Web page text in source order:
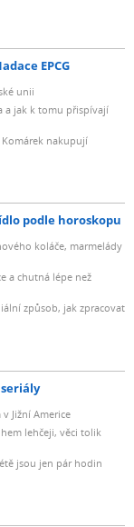
EPCG
unii
a jak k tomu přispívají
Komárek nakupují
podle horoskopu
koláče, marmelády
a chutná lépe než
způsob, jak zpracovat
Jižní Americe
lehčeji, věci tolik
jsou jen pár hodin